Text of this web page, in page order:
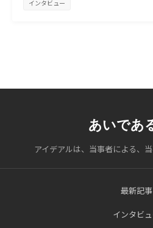
インタビュー
あいであ
アイデアルは、当事者による、
最新記事
インタビ